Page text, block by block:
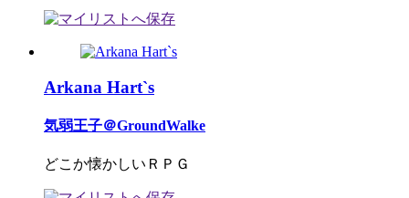
Arkana Hart`s
気弱王子＠GroundWalke
どこか懐かしいＲＰＧ